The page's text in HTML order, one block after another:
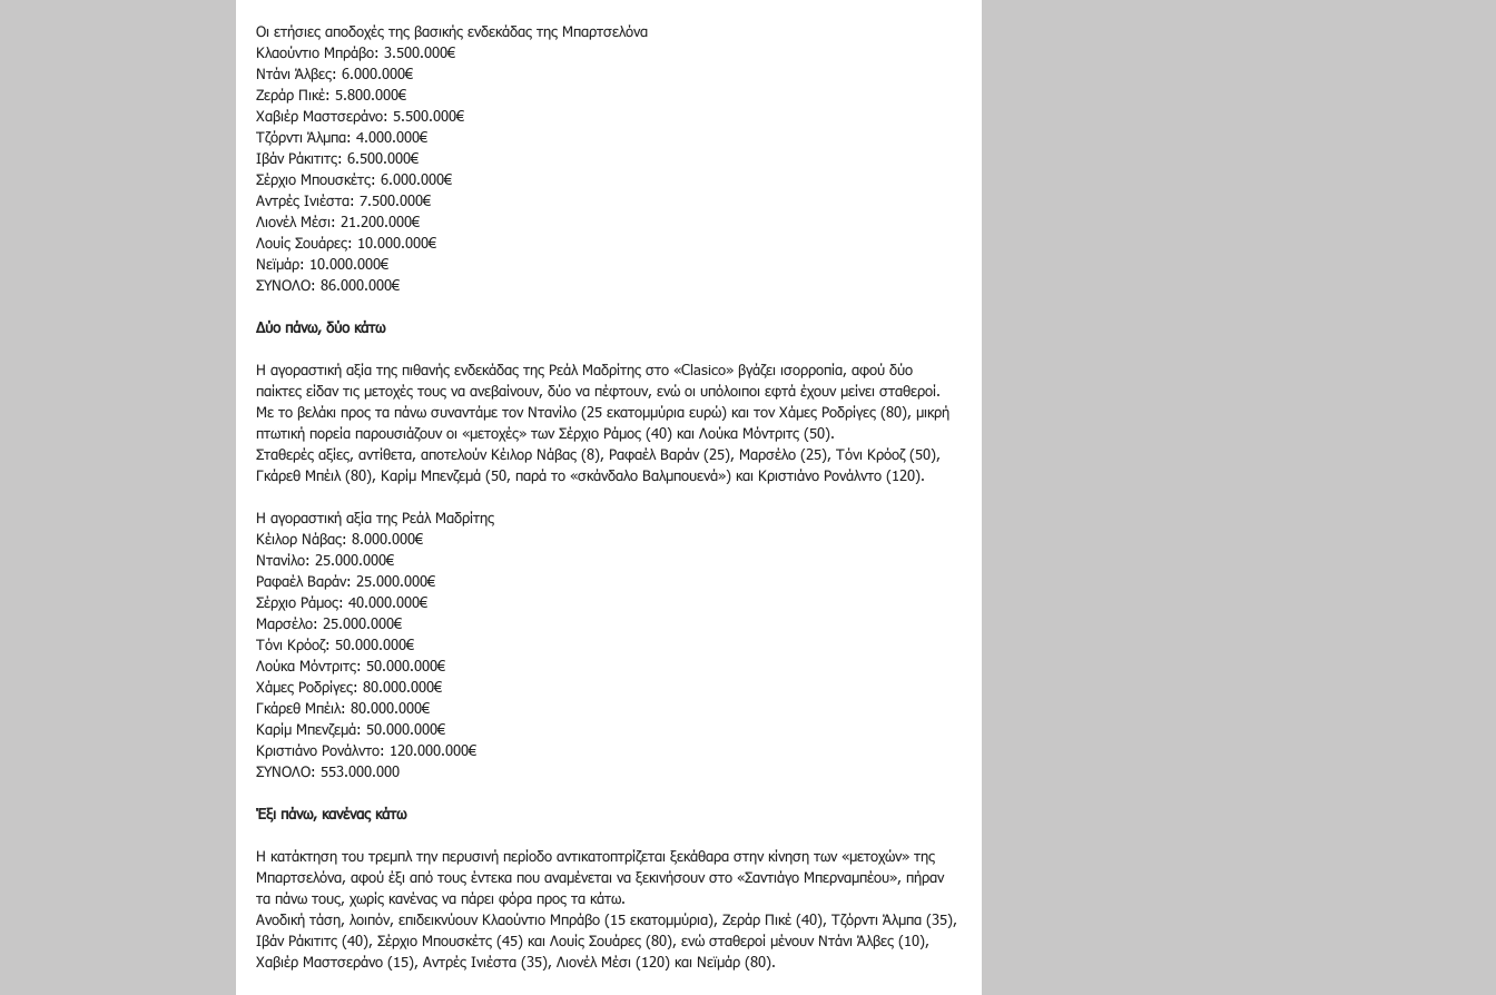
Οι ετήσιες αποδοχές της βασικής ενδεκάδας της Μπαρτσελόνα
Κλαούντιο Μπράβο: 3.500.000€
Ντάνι Άλβες: 6.000.000€
Ζεράρ Πικέ: 5.800.000€
Χαβιέρ Μαστσεράνο: 5.500.000€
Τζόρντι Άλμπα: 4.000.000€
Ιβάν Ράκιτιτς: 6.500.000€
Σέρχιο Μπουσκέτς: 6.000.000€
Αντρές Ινιέστα: 7.500.000€
Λιονέλ Μέσι: 21.200.000€
Λουίς Σουάρες: 10.000.000€
Νεϊμάρ: 10.000.000€
ΣΥΝΟΛΟ: 86.000.000€
Δύο πάνω, δύο κάτω
Η αγοραστική αξία της πιθανής ενδεκάδας της Ρεάλ Μαδρίτης στο «Clasico» βγάζει ισορροπία, αφού δύο
παίκτες είδαν τις μετοχές τους να ανεβαίνουν, δύο να πέφτουν, ενώ οι υπόλοιποι εφτά έχουν μείνει σταθεροί.
Με το βελάκι προς τα πάνω συναντάμε τον Ντανίλο (25 εκατομμύρια ευρώ) και τον Χάμες Ροδρίγες (80), μικρή
πτωτική πορεία παρουσιάζουν οι «μετοχές» των Σέρχιο Ράμος (40) και Λούκα Μόντριτς (50).
Σταθερές αξίες, αντίθετα, αποτελούν Κέιλορ Νάβας (8), Ραφαέλ Βαράν (25), Μαρσέλο (25), Τόνι Κρόοζ (50),
Γκάρεθ Μπέιλ (80), Καρίμ Μπενζεμά (50, παρά το «σκάνδαλο Βαλμπουενά») και Κριστιάνο Ρονάλντο (120).
Η αγοραστική αξία της Ρεάλ Μαδρίτης
Κέιλορ Νάβας: 8.000.000€
Ντανίλο: 25.000.000€
Ραφαέλ Βαράν: 25.000.000€
Σέρχιο Ράμος: 40.000.000€
Μαρσέλο: 25.000.000€
Τόνι Κρόοζ: 50.000.000€
Λούκα Μόντριτς: 50.000.000€
Χάμες Ροδρίγες: 80.000.000€
Γκάρεθ Μπέιλ: 80.000.000€
Καρίμ Μπενζεμά: 50.000.000€
Κριστιάνο Ρονάλντο: 120.000.000€
ΣΥΝΟΛΟ: 553.000.000
Έξι πάνω, κανένας κάτω
Η κατάκτηση του τρεμπλ την περυσινή περίοδο αντικατοπτρίζεται ξεκάθαρα στην κίνηση των «μετοχών» της
Μπαρτσελόνα, αφού έξι από τους έντεκα που αναμένεται να ξεκινήσουν στο «Σαντιάγο Μπερναμπέου», πήραν
τα πάνω τους, χωρίς κανένας να πάρει φόρα προς τα κάτω.
Ανοδική τάση, λοιπόν, επιδεικνύουν Κλαούντιο Μπράβο (15 εκατομμύρια), Ζεράρ Πικέ (40), Τζόρντι Άλμπα (35),
Ιβάν Ράκιτιτς (40), Σέρχιο Μπουσκέτς (45) και Λουίς Σουάρες (80), ενώ σταθεροί μένουν Ντάνι Άλβες (10),
Χαβιέρ Μαστσεράνο (15), Αντρές Ινιέστα (35), Λιονέλ Μέσι (120) και Νεϊμάρ (80).